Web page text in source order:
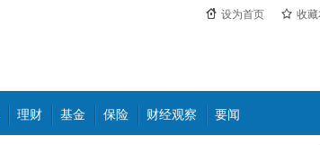
设为首页 收
理财 基金 保险 财经观察 要闻